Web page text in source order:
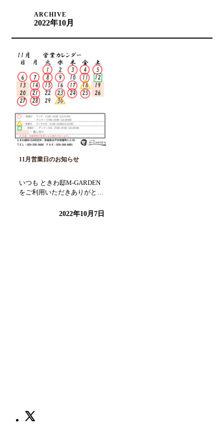
ARCHIVE
2022年10月
11月営業日のお知らせ
いつも ときわ邸M-GARDEN
をご利用いただきありがとう
間をお知らせさ […]2022年10月7日